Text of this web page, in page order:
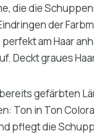
die die
der
am Haar
Deckt graues
gefärbten
Ton in Ton
pflegt die